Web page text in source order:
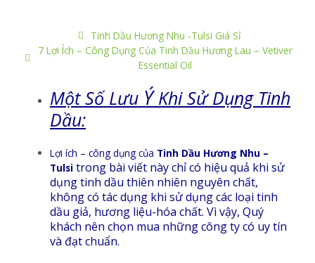
Tinh Dầu Hương Nhu -Tulsi Giá Sỉ
7 Lợi Ích – Công Dụng Của Tinh Dầu Hương Lau – Vetiver
Essential Oil
Một Số Lưu ÝKhi Sử Dụng Tinh
Dầu:
Lợi ích – công dụng của Tinh Dầu Hương Nhu –
Tulsi trong bài viết này chỉ có hiệu quả khi sử
dụng tinh dầu thiên nhiên nguyên chất,
không có tác dụng khi sử dụng các loại tinh
dầu giả, hương liệu-hóa chất. Vì vậy, Quý
khách nên chọn mua những công ty có uy tín
và đạt chuẩn.